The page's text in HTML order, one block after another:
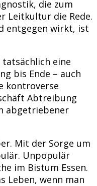
die zum
Leitkultur die Rede.
entgegen wirkt, ist
eine
bis Ende – auch
kontroverse
Abtreibung
abgetriebener
Mit der Sorge um
Unpopulär
im Bistum Essen.
Leben, wenn man